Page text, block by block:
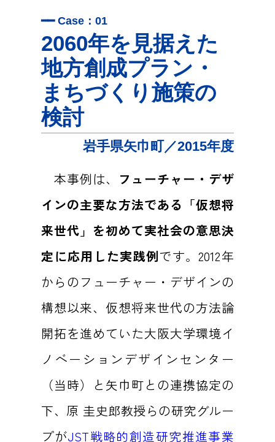
━━ Case：01
2060年を見据えた
地方創成プラン・
まちづくり施策の
検討
岩手県矢巾町／2015年度
本事例は、
フューチャー・デザ
インの主要な方法である「仮想将
来世代」を初めて実社会の意思決
定に応用した実践例です。2012年
からのフューチャー・デザインの
構想以来、仮想将来世代の方法論
開拓を進めていた大阪大学環境イ
ノベーションデザインセンター
（当時）と矢巾町との連携協定の
下、原 圭史郎教授らの研究グルー
プがJST戦略的創造研究推進事業